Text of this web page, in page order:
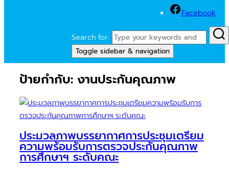
Facebook
Search for:
Toggle sidebar & navigation
ป้ายกำกับ: งานประกันคุณภาพ
ประมวลภาพบรรยากาศการประชุมเตรียม
ความพร้อมรับการตรวจประกันคุณภาพ
การศึกษาฯ ระดับคณะ